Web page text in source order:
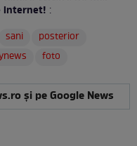
internet! :
sani
posterior
foto
și pe Google News